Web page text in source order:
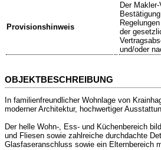
Provisionshinweis
Der
der
und/oder
OBJEKTBESCHREIBUNG
In familienfreundlicher Wohnlage von
moderner Architektur, hochwertiger
Der helle Wohn-, Ess- und Küchenbereich
und Fliesen sowie zahlreiche durchdachte
Glasfaseranschluss sowie ein Elternbereich